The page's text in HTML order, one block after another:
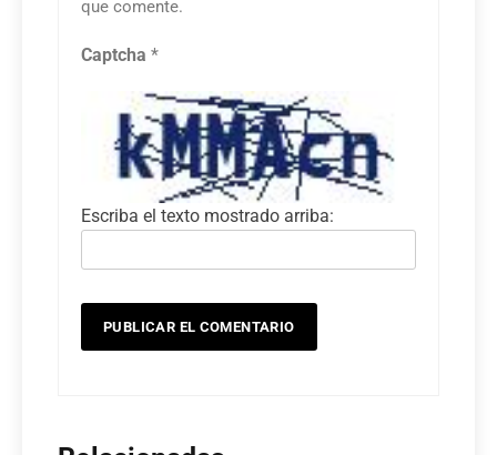
que comente.
Captcha *
Escriba el texto mostrado arriba: